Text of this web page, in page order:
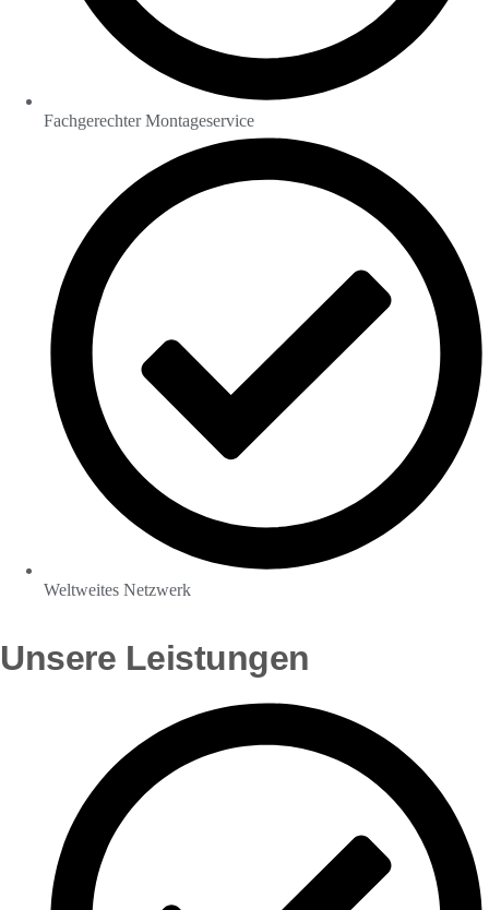
Fachgerechter Montageservice
Weltweites Netzwerk
Unsere Leistungen